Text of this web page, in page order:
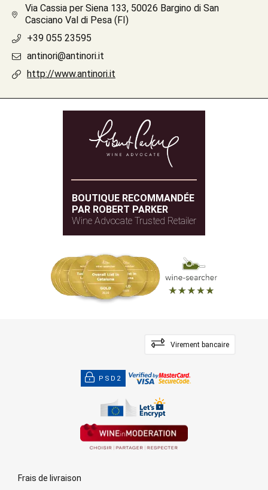
Via Cassia per Siena 133, 50026 Bargino di San
Casciano Val di Pesa (FI)
+39 055 23595
antinori@antinori.it
http://www.antinori.it
BOUTIQUE RECOMMANDÉE
PAR ROBERT PARKER
Wine Advocate Trusted Retailer
Virement bancaire
PSD2
Frais de livraison